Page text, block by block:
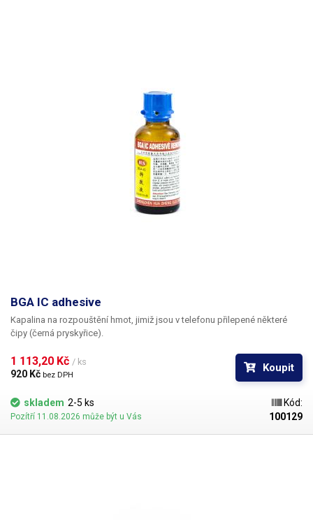
BGA IC adhesive
Kapalina na rozpouštění hmot, jimiž jsou v telefonu přilepené některé
1 113,20 Kč / ks
920 Kč bez DPH
Koupit
skladem 2-5 ks
Pozítří 11.08.2026 může být u Vás
Kód:
100129